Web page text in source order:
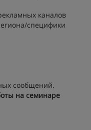
каналов
специфики
сообщений.
на семинаре